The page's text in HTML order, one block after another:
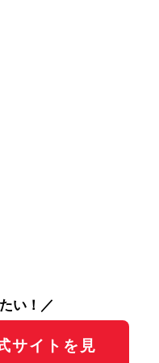
い！／
サイトを見